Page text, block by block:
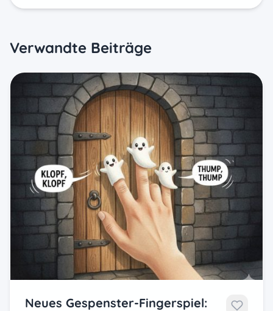
Verwandte Beiträge
Neues Gespenster-Fingerspiel: